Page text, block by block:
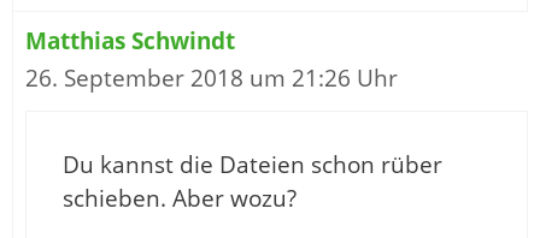
Matthias Schwindt
26. September 2018 um 21:26 Uhr
Du kannst die Dateien schon rüber
schieben. Aber wozu?